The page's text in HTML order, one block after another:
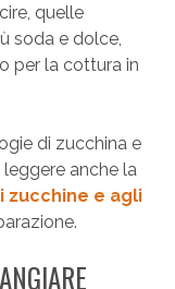
quelle
soda e dolce,
per la cottura in
di zucchina e
anche la
zucchine e agli